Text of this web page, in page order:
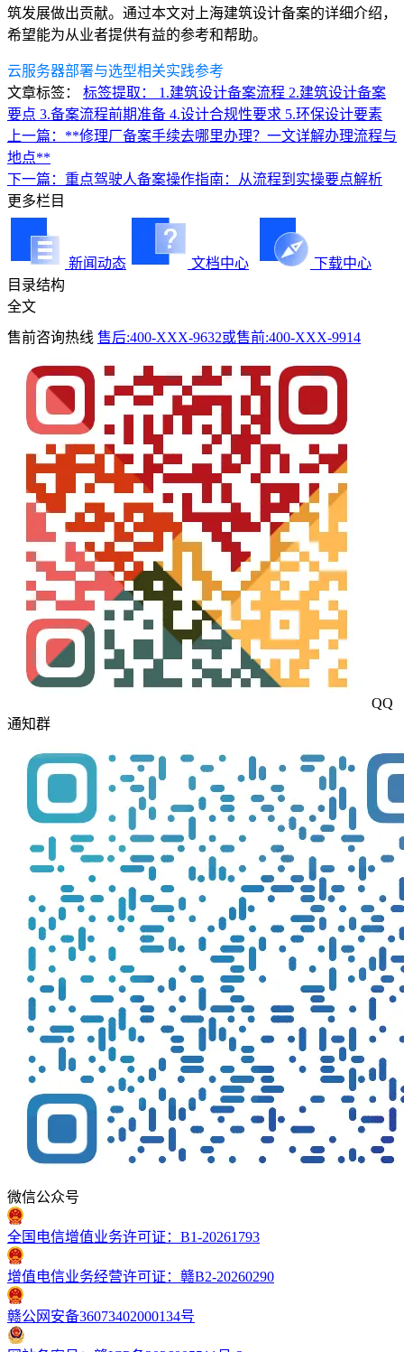
筑发展做出贡献。通过本文对上海建筑设计备案的详细介绍，
希望能为从业者提供有益的参考和帮助。
云服务器部署与选型相关实践参考
文章标签：
标签提取： 1.建筑设计备案流程 2.建筑设计备案
要点 3.备案流程前期准备 4.设计合规性要求 5.环保设计要素
上一篇：**修理厂备案手续去哪里办理？一文详解办理流程与
地点**
下一篇：重点驾驶人备案操作指南：从流程到实操要点解析
更多栏目
新闻动态 文档中心
下载中心
目录结构
全文
售前咨询热线 售后:400-XXX-9632或售前:400-XXX-9914
QQ
通知群
微信公众号
全国电信增值业务许可证：B1-20261793
增值电信业务经营许可证：赣B2-20260290
赣公网安备36073402000134号